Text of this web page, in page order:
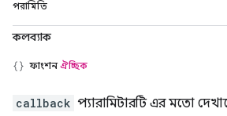
পরামিতি
কলব্যাক
ফাংশনঐচ্ছিক
callback প্যারামিটারটি এর মতো